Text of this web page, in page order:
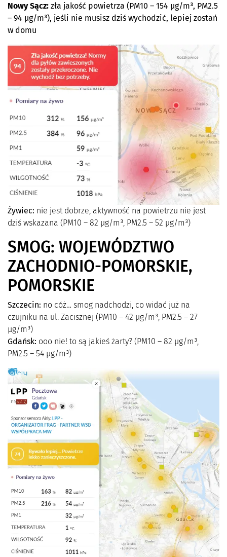
Nowy Sącz: zła jakość powietrza (PM10 – 154 µg/m³, PM2.5
– 94 µg/m³), jeśli nie musisz dziś wychodzić, lepiej zostań
w domu
Żywiec: nie jest dobrze, aktywność na powietrzu nie jest
dziś wskazana (PM10 – 82 µg/m³, PM2.5 – 52 µg/m³)
SMOG: WOJEWÓDZTWO
ZACHODNIO-POMORSKIE,
POMORSKIE
Szczecin: no cóż… smog nadchodzi, co widać już na
czujniku na ul. Zacisznej (PM10 – 42 µg/m³, PM2.5 – 27
µg/m³)
Gdańsk: ooo nie! to są jakieś żarty? (PM10 – 82 µg/m³,
PM2.5 – 54 µg/m³)